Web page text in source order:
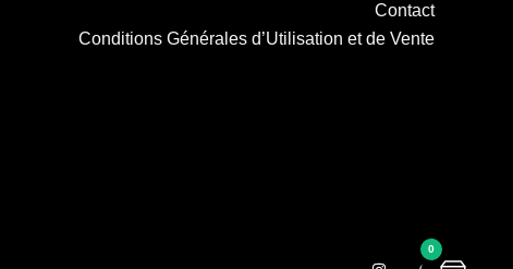
Contact
Conditions Générales d’Utilisation et de Vente
0